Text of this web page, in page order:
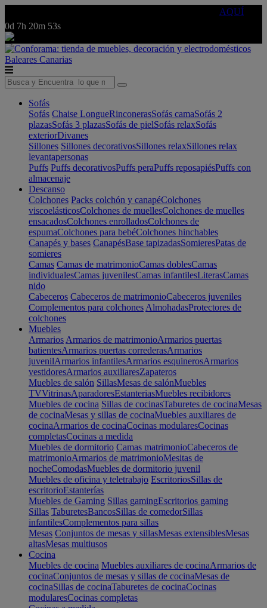
AQUÍ
0d 7h 20m 53s
Baleares Canarias
Sofás
Sofás Chaise LongueRinconerasSofás camaSofás 2
plazasSofás 3 plazasSofás de pielSofás relaxSofás
exteriorDivanes
Sillones Sillones decorativosSillones relaxSillones relax
levantapersonas
Puffs Puffs decorativosPuffs peraPuffs reposapiésPuffs con
almacenaje
Descanso
Colchones Packs colchón y canapéColchones
viscoelásticosColchones de muellesColchones de muelles
ensacadosColchones enrolladosColchones de
espumaColchones para bebéColchones hinchables
Canapés y bases CanapésBase tapizadasSomieresPatas de
somieres
Camas Camas de matrimonioCamas doblesCamas
individualesCamas juvenilesCamas infantilesLiterasCamas
nido
Cabeceros Cabeceros de matrimonioCabeceros juveniles
Complementos para colchones AlmohadasProtectores de
colchones
Muebles
Armarios Armarios de matrimonioArmarios puertas
batientesArmarios puertas correderasArmarios
juvenilArmarios infantilesArmarios esquinerosArmarios
vestidoresArmarios auxiliaresZapateros
Muebles de salón SillasMesas de salónMuebles
TVVitrinasAparadoresEstanteriasMuebles recibidores
Muebles de cocina Sillas de cocinasTaburetes de cocinaMesas
de cocinaMesas y sillas de cocinaMuebles auxiliares de
cocinaArmarios de cocinaCocinas modularesCocinas
completasCocinas a medida
Muebles de dormitorio Camas matrimonioCabeceros de
matrimonioArmarios de matrimonioMesitas de
nocheComodasMuebles de dormitorio juvenil
Muebles de oficina y teletrabajo EscritoriosSillas de
escritorioEstanterías
Muebles de Gaming Sillas gamingEscritorios gaming
Sillas TaburetesBancosSillas de comedorSillas
infantilesComplementos para sillas
Mesas Conjuntos de mesas y sillasMesas extensiblesMesas
altasMesas multiusos
Cocina
Muebles de cocina Muebles auxiliares de cocinaArmarios de
cocinaConjuntos de mesas y sillas de cocinaMesas de
cocinaSillas de cocinaTaburetes de cocinaCocinas
modularesCocinas completas